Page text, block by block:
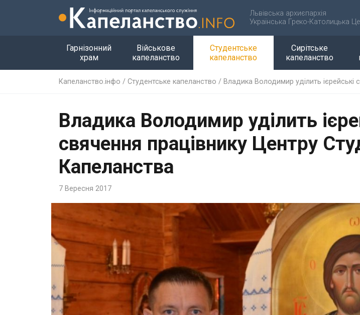
Львівська архиєпархія
Українська Греко-Католицька
Гарнізонний
храм
Військове
капеланство
Студентське
капеланство
Сирітське
капеланство
Капеланство.інфо / Студентське капеланство / Владика Володимир уділить ієрейські
Владика Володимир уділить
свячення працівнику Центру
Капеланства
7 Вересня 2017